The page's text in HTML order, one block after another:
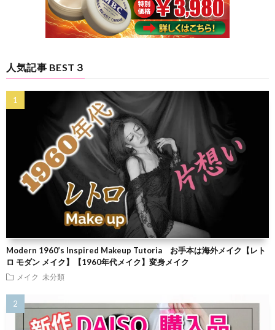
人気記事 BEST３
Modern 1960’s Inspired Makeup Tutoria お手本は海外メイク【レト
ロ モダン メイク】【1960年代メイク】変身メイク
メイク 未分類